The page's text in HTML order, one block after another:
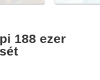
188 ezer